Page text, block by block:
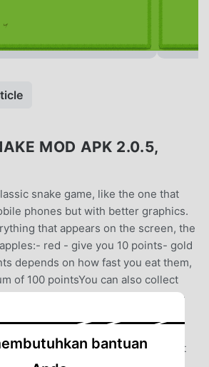
MOD APK 2.0.5,
snake game, like the one that
phones but with better graphics.
that appears on the screen, the
red - give you 10 points- gold
depends on how fast you eat them,
of 100 pointsYou can also collect
- they make your snake shorter-
special items and gold
The faster you get them the
game also include 7 different
bantuan